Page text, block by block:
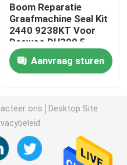
KOMATSU
Boom Reparatie
Graafmachine Seal Kit
2440 9238KT Voor
Daewoo DH300 5
DH300 7
Aanvraag sturen
ons
Desktop Site